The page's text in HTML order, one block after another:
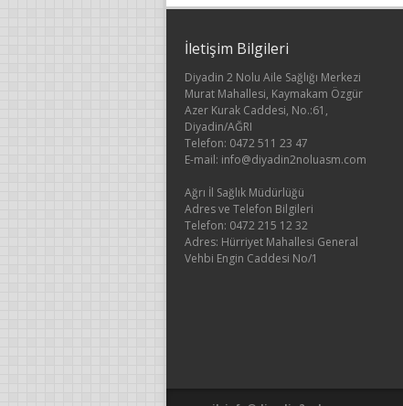
İletişim Bilgileri
Diyadin 2 Nolu Aile Sağlığı Merkezi
Murat Mahallesi, Kaymakam Özgür
Azer Kurak Caddesi, No.:61,
Diyadin/AĞRI
Telefon: 0472 511 23 47
E-mail: info@diyadin2noluasm.com
Ağrı İl Sağlık Müdürlüğü
Adres ve Telefon Bilgileri
Telefon: 0472 215 12 32
Adres: Hürriyet Mahallesi General
Vehbi Engin Caddesi No/1